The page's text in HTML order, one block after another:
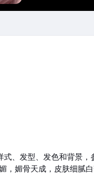
、发型、发色和背景
，媚骨天成，皮肤细腻